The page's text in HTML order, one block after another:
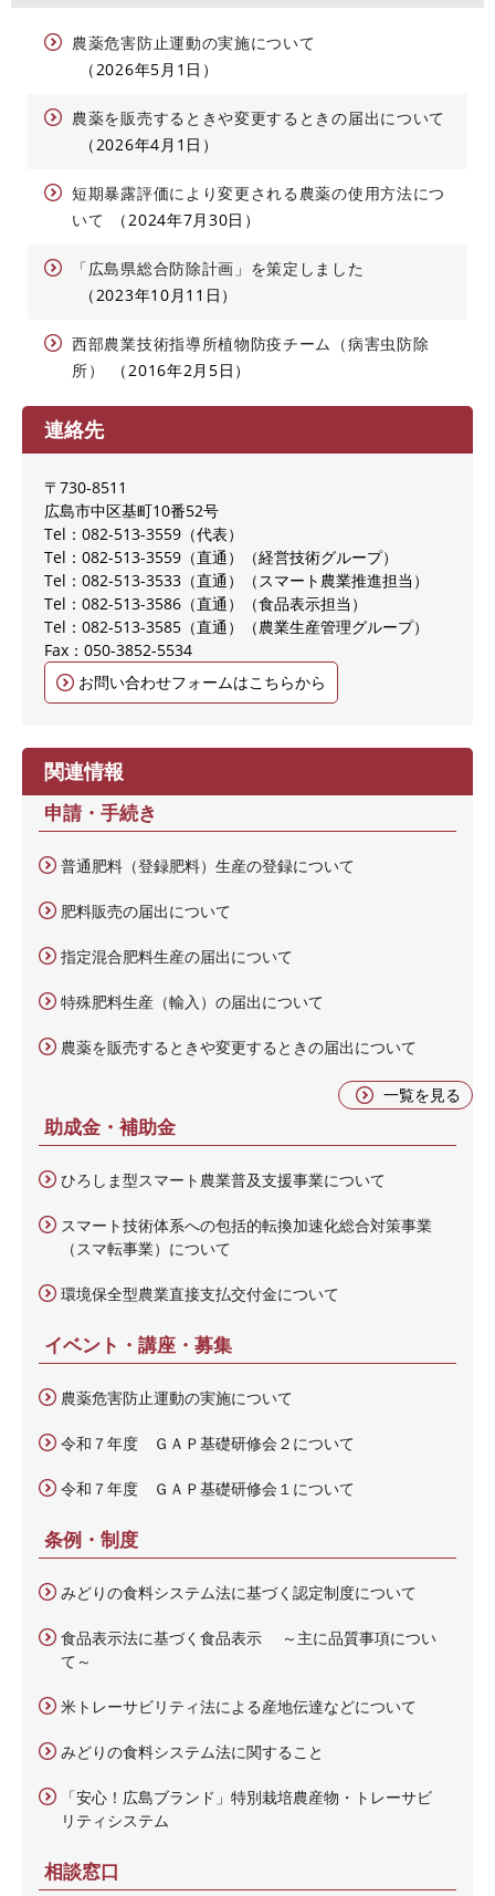
農薬危害防止運動の実施について
2026年5月1日
農薬を販売するときや変更するときの届出について
2026年4月1日
短期暴露評価により変更される農薬の使用方法につ
いて
2024年7月30日
「広島県総合防除計画」を策定しました
2023年10月11日
西部農業技術指導所植物防疫チーム（病害虫防除
所）
2016年2月5日
連絡先
〒730-8511
広島市中区基町10番52号
Tel：082-513-3559
代表
Tel：082-513-3559（直通）
経営技術グループ
Tel：082-513-3533（直通）
スマート農業推進担当
Tel：082-513-3586（直通）
食品表示担当
Tel：082-513-3585（直通）
農業生産管理グループ
Fax：050-3852-5534
お問い合わせフォームはこちらから
関連情報
申請・手続き
普通肥料（登録肥料）生産の登録について
肥料販売の届出について
指定混合肥料生産の届出について
特殊肥料生産（輸入）の届出について
農薬を販売するときや変更するときの届出について
一覧を見る
助成金・補助金
ひろしま型スマート農業普及支援事業について
スマート技術体系への包括的転換加速化総合対策事業
（スマ転事業）について
環境保全型農業直接支払交付金について
イベント・講座・募集
農薬危害防止運動の実施について
令和７年度 ＧＡＰ基礎研修会２について
令和７年度 ＧＡＰ基礎研修会１について
条例・制度
みどりの食料システム法に基づく認定制度について
食品表示法に基づく食品表示 ～主に品質事項につい
て～
米トレーサビリティ法による産地伝達などについて
みどりの食料システム法に関すること
「安心！広島ブランド」特別栽培農産物・トレーサビ
リティシステム
相談窓口